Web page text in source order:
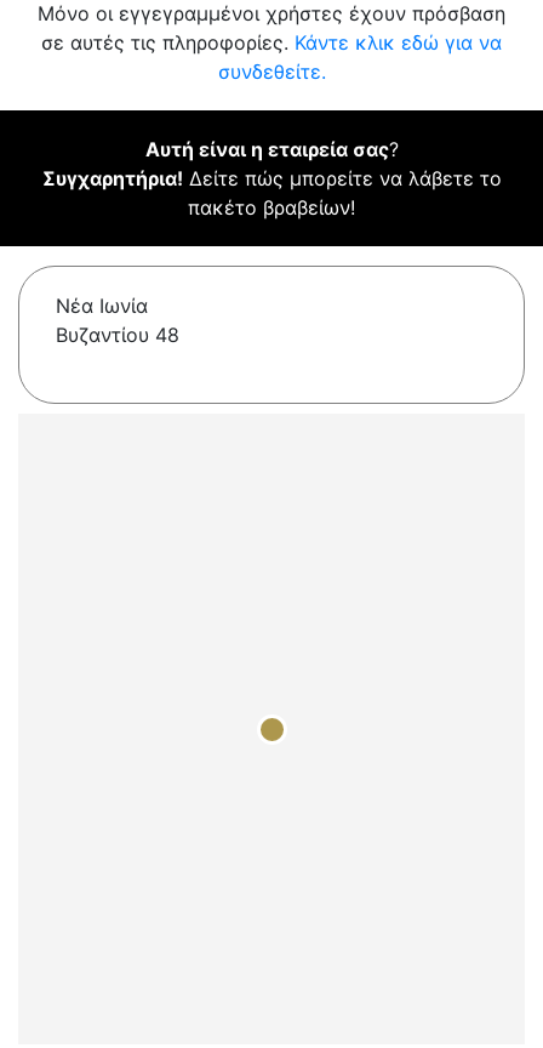
Μόνο οι εγγεγραμμένοι χρήστες έχουν πρόσβαση
σε αυτές τις πληροφορίες. Κάντε κλικ εδώ για να
συνδεθείτε.
Αυτή είναι η εταιρεία σας?
Συγχαρητήρια! Δείτε πώς μπορείτε να λάβετε το
πακέτο βραβείων!
Νέα Ιωνία
Βυζαντίου 48